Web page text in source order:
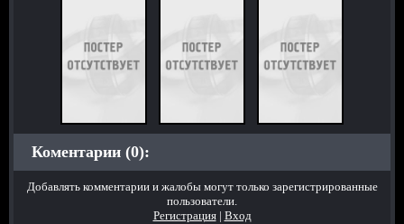
Коментарии (0):
Добавлять комментарии и жалобы могут только зарегистрированные
пользователи.
Регистрация| Вход